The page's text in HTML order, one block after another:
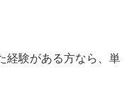
経験がある方なら、単